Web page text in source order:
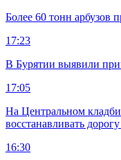
Более 60 тонн арбузов
17:23
В Бурятии выявили
17:05
На Центральном
восстанавливать
16:30